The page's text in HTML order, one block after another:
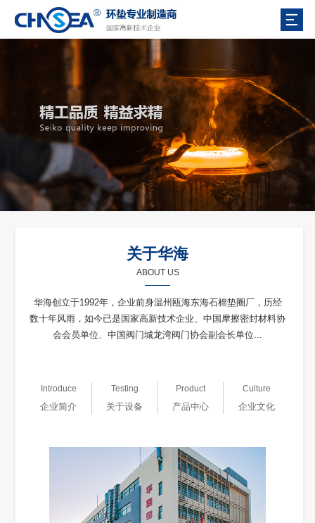
关于华海
ABOUT US
华海创立于1992年，企业前身温州瓯海东海石棉垫圈厂，历经
数十年风雨，如今已是国家高新技术企业、中国摩擦密封材料协
会会员单位、中国阀门城龙湾阀门协会副会长单位...
Introduce
企业简介
Testing
关于设备
Product
产品中心
Culture
企业文化